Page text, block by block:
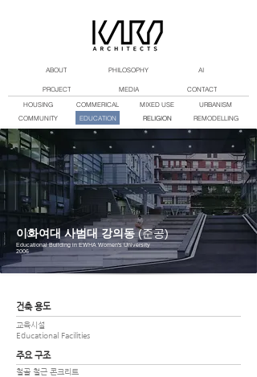
ABOUT
PROJECT MEDIA CONTACT
PHILOSOPHY AI
HOUSING
COMMUNITY
COMMERICAL
EDUCATION
MIXED USE
RELIGION
URBANISM
REMODELLING
​이화여대 사범대 강의동(준공)
Educational Building in EWHA Women's University
2006
건축 용도
교육시설
Educational Facilities
주요 구조
철골 철근 콘크리트